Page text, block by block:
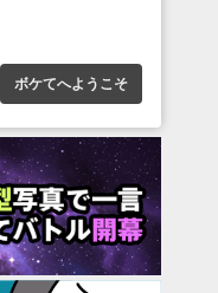
ボケてへようこそ